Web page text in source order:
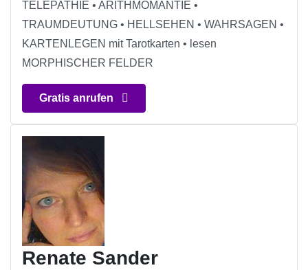
TELEPATHIE • ARITHMOMANTIE •
TRAUMDEUTUNG • HELLSEHEN • WAHRSAGEN •
KARTENLEGEN mit Tarotkarten • lesen
MORPHISCHER FELDER
Gratis anrufen
Renate Sander